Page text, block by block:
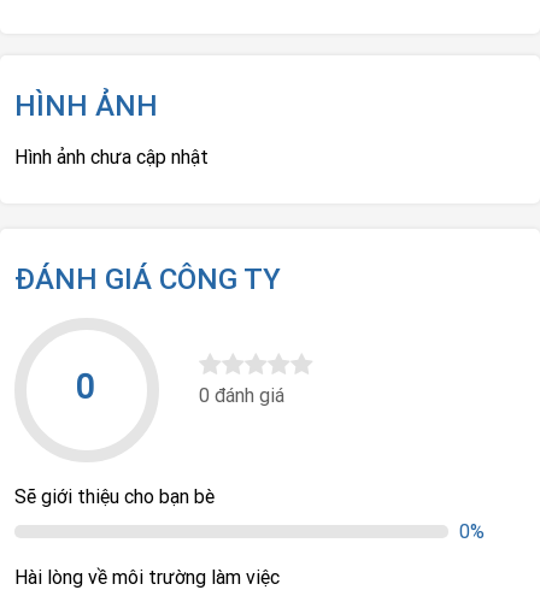
HÌNH ẢNH
Hình ảnh chưa cập nhật
ĐÁNH GIÁ CÔNG TY
0 0 đánh giá
Sẽ giới thiệu cho bạn bè
0%
Hài lòng về môi trường làm việc